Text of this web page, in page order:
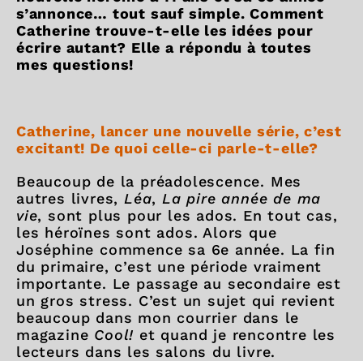
s’annonce… tout sauf simple. Comment
Catherine trouve-t-elle les idées pour
écrire autant? Elle a répondu à toutes
mes questions!
Catherine, lancer une nouvelle série, c’est
excitant! De quoi celle-ci parle-t-elle?
Beaucoup de la préadolescence. Mes
autres livres, Léa, La pire année de ma
vie, sont plus pour les ados. En tout cas,
les héroïnes sont ados. Alors que
Joséphine commence sa 6e année. La fin
du primaire, c’est une période vraiment
importante. Le passage au secondaire est
un gros stress. C’est un sujet qui revient
beaucoup dans mon courrier dans le
magazine Cool! et quand je rencontre les
lecteurs dans les salons du livre.